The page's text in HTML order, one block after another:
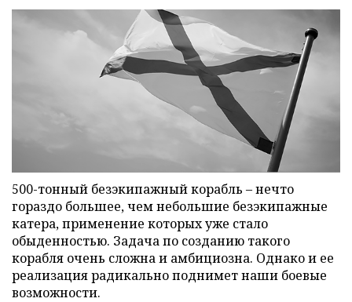
500-тонный безэкипажный корабль – нечто
гораздо большее, чем небольшие безэкипажные
катера, применение которых уже стало
обыденностью. Задача по созданию такого
корабля очень сложна и амбициозна. Однако и ее
реализация радикально поднимет наши боевые
возможности.